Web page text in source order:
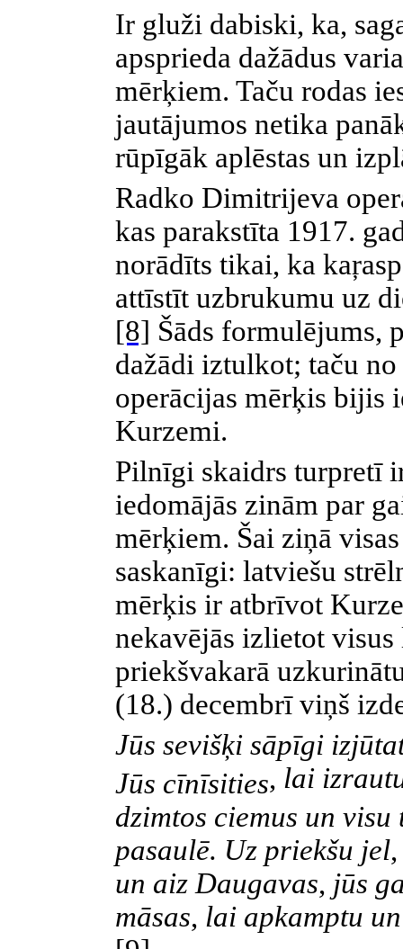
Ir gluži dabiski, ka,
apsprieda dažādus
mērķiem. Taču rodas
jautājumos netika
rūpīgāk aplēstas un
Radko Dimitrijeva
kas parakstīta 1917.
norādīts tikai, ka
attīstīt uzbrukumu uz
[8] Šāds formulējums,
dažādi iztulkot; taču no
operācijas mērķis bijis
Kurzemi.
Pilnīgi skaidrs turpretī
iedomājās zinām par
mērķiem. Šai ziņā
saskanīgi: latviešu
mērķis ir atbrīvot
nekavējās izlietot
priekšvakarā
(18.) decembrī viņš
Jūs sevišķi sāpīgi
Jūs cīnīsities, lai
dzimtos ciemus un visu
pasaulē. Uz priekšu jel,
un aiz Daugavas, jūs
māsas, lai apkamptu